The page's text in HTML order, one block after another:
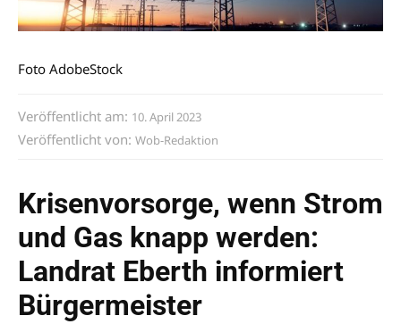
Foto AdobeStock
Veröffentlicht am: 10. April 2023
Veröffentlicht von: Wob-Redaktion
Krisenvorsorge, wenn Strom
und Gas knapp werden:
Landrat Eberth informiert
Bürgermeister